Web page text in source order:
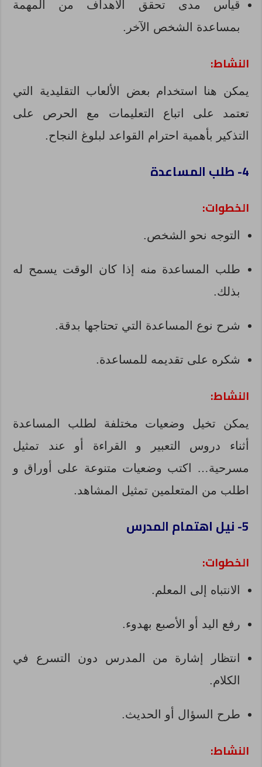
قياس مدى تحقق الأهداف من المهمة
بمساعدة الشخص الآخر.
النشاط:
يمكن هنا استخدام بعض الألعاب التقليدية التي
تعتمد على اتباع التعليمات مع الحرص على
التذكير بأهمية احترام القواعد لبلوغ النجاح.
4- طلب المساعدة
الخطوات:
التوجه نحو الشخص.
طلب المساعدة منه إذا كان الوقت يسمح له
بذلك.
شرح نوع المساعدة التي تحتاجها بدقة.
شكره على تقديمه للمساعدة.
النشاط:
يمكن تخيل وضعيات مختلفة لطلب المساعدة
أثناء دروس التعبير و القراءة أو عند تمثيل
مسرحية… اكتب وضعيات متنوعة على أوراق و
اطلب من المتعلمين تمثيل المشاهد.
5- نيل اهتمام المدرس
الخطوات:
الانتباه إلى المعلم.
رفع اليد أو الأصبع بهدوء.
انتظار إشارة من المدرس دون التسرع في
الكلام.
طرح السؤال أو الحديث.
النشاط: